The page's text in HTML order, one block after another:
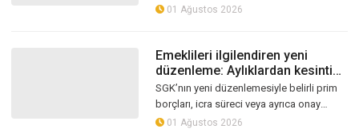
oldu. Kilogram fiyatı 300 TL’ye ulaşan
01 Ağustos 2026
Emeklileri ilgilendiren yeni
düzenleme: Aylıklardan kesinti
yapılacak
SGK’nın yeni düzenlemesiyle belirli prim
borçları, icra süreci veya ayrıca onay
alınmasına gerek kalmadan emekli ve hak
01 Ağustos 2026